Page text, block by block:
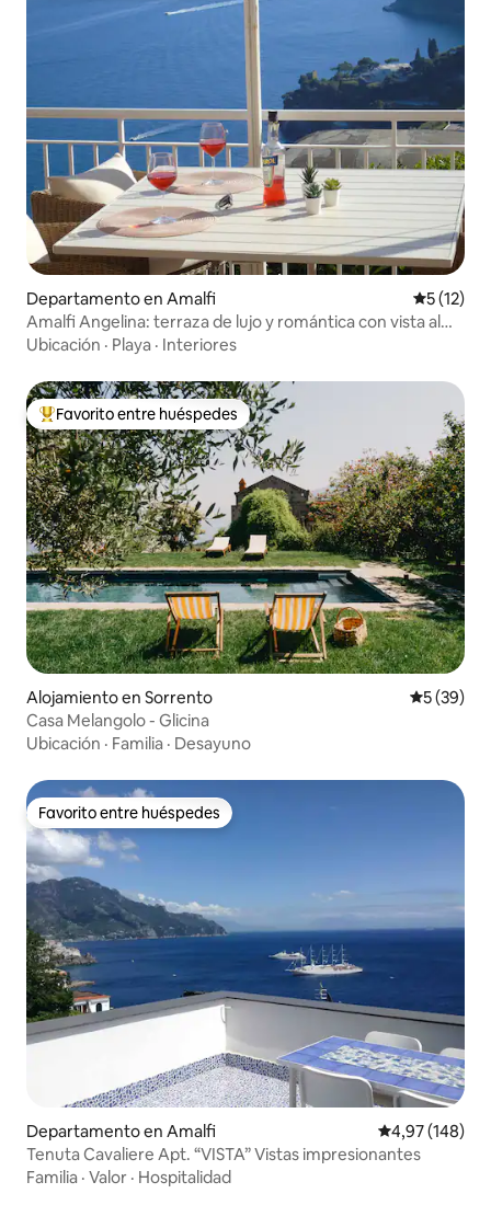
Departamento en Amalfi
5 (12)
Amalfi Angelina: terraza de lujo y romántica con vista al
mar
Ubicación · Playa · Interiores
Favorito entre los huéspedes más destacados
Favorito entre huéspedes
Alojamiento en Sorrento
5 (39)
Casa Melangolo - Glicina
Ubicación · Familia · Desayuno
Favorito entre huéspedes
Favorito entre huéspedes
Departamento en Amalfi Calificación
4,97 (148)
Tenuta Cavaliere Apt. “VISTA” Vistas impresionantes
Familia · Valor · Hospitalidad